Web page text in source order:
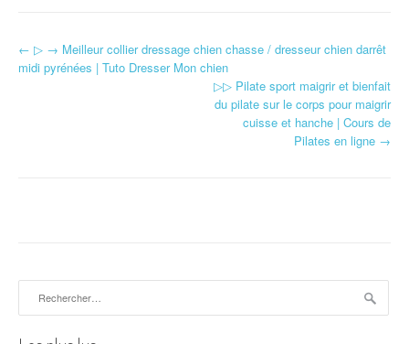
Navigation d'article
← ▷ → Meilleur collier dressage chien chasse / dresseur chien darrêt
midi pyrénées | Tuto Dresser Mon chien
▷▷ Pilate sport maigrir et bienfait
du pilate sur le corps pour maigrir
cuisse et hanche | Cours de
Pilates en ligne →